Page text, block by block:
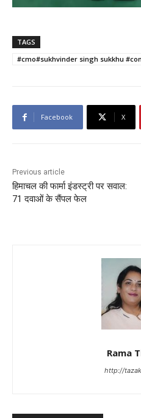
TAGS
#cmo#sukhvinder singh sukkhu
Facebook X
Previous article
हिमाचल की फार्मा इंडस्ट्री पर सवाल:
71 दवाओं के सैंपल फेल
Rama
http://